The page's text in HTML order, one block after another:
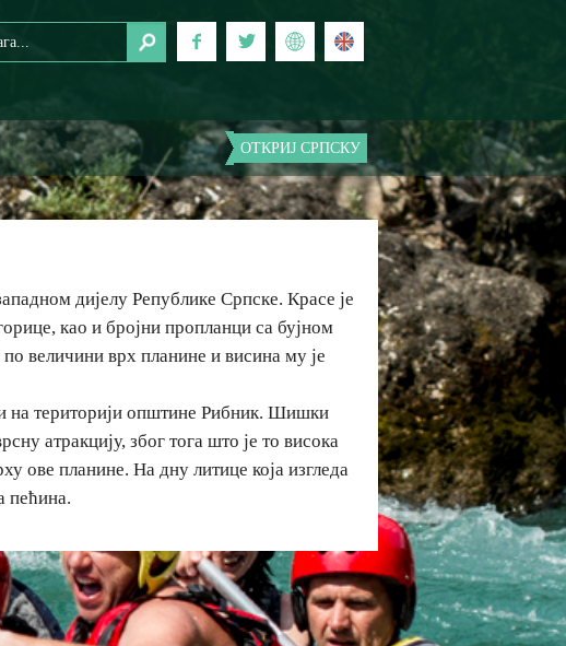
ОТКРИЈ СРПСКУ
дијелу Републике Српске. Красе је
као и бројни пропланци са бујном
величини врх планине и висина му је
на територији општине Рибник. Шишки
атракцију, због тога што је то висока
ове планине. На дну литице која изгледа
пећина.